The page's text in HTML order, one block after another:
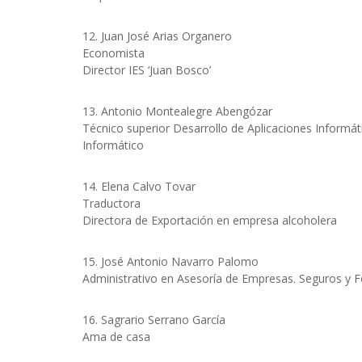
12. Juan José Arias Organero
Economista
Director IES ‘Juan Bosco’
13. Antonio Montealegre Abengózar
Técnico superior Desarrollo de Aplicaciones
Informático
14. Elena Calvo Tovar
Traductora
Directora de Exportación en empresa alcoholera
15. José Antonio Navarro Palomo
Administrativo en Asesoría de Empresas. Seguros y
16. Sagrario Serrano García
Ama de casa